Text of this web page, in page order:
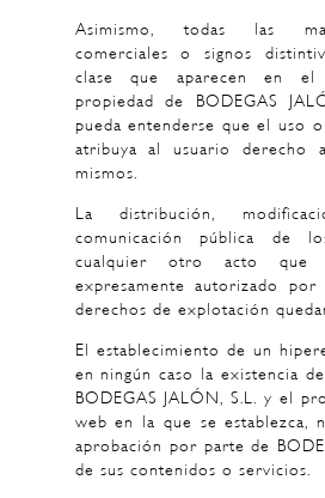
Asimismo, todas las
comerciales o signos
clase que aparecen en
propiedad de BODEGAS
pueda entenderse que el uso
atribuya al usuario derecho
mismos.
La distribución,
comunicación pública de
cualquier otro acto que
expresamente autorizado
derechos de explotación
El establecimiento de un
en ningún caso la existencia
BODEGAS JALÓN, S.L. y el
web en la que se establezca,
aprobación por parte de
de sus contenidos o servicios.